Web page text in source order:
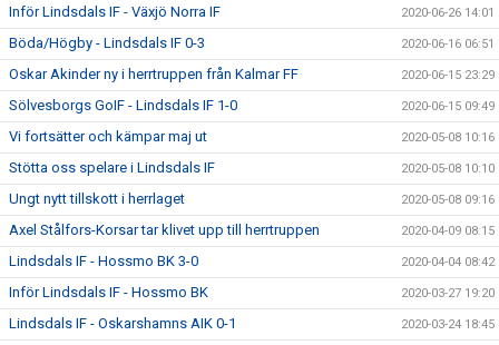
Inför Lindsdals IF - Växjö Norra IF 2020-06-26 14:01
Böda/Högby - Lindsdals IF 0-3 2020-06-16 06:51
Oskar Akinder ny i herrtruppen från Kalmar FF 2020-06-15 23:29
Sölvesborgs GoIF - Lindsdals IF 1-0 2020-06-15 09:49
Vi fortsätter och kämpar maj ut 2020-05-08 10:16
Stötta oss spelare i Lindsdals IF 2020-05-08 10:10
Ungt nytt tillskott i herrlaget 2020-05-08 09:16
Axel Stålfors-Korsar tar klivet upp till herrtruppen 2020-04-09 08:15
Lindsdals IF - Hossmo BK 3-0 2020-04-04 08:42
Inför Lindsdals IF - Hossmo BK 2020-03-27 19:20
Lindsdals IF - Oskarshamns AIK 0-1 2020-03-24 18:45